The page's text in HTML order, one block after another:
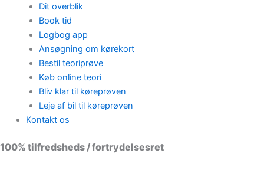
Dit overblik
Book tid
Logbog app
Ansøgning om kørekort
Bestil teoriprøve
Køb online teori
Bliv klar til køreprøven
Leje af bil til køreprøven
Kontakt os
100% tilfredsheds / fortrydelsesret